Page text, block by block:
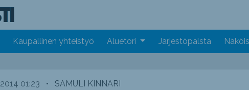
Kaupallinen yhteistyö Aluetori Järjestöpalsta
01:23 • SAMULI KINNARI